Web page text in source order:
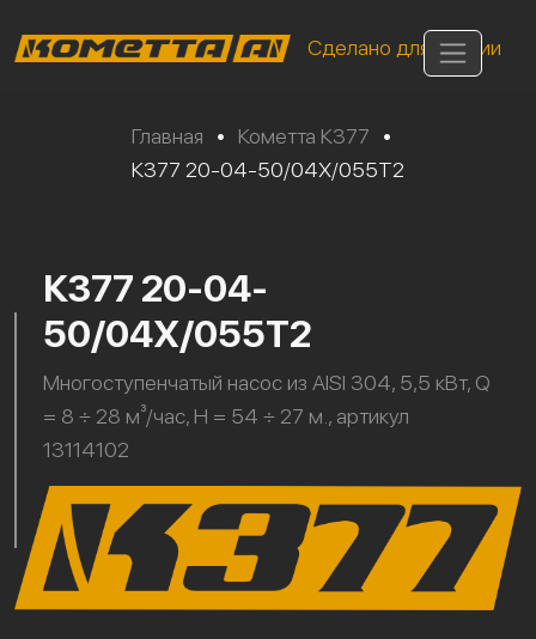
Сделано для России
Главная • Кометта К377
•
К377 20-04-50/04Х/055Т2
К377 20-04-
50/04Х/055Т2
Многоступенчатый насос из AISI 304, 5,5 кВт, Q
= 8 ÷ 28 м³/час, H = 54 ÷ 27 м., артикул
13114102